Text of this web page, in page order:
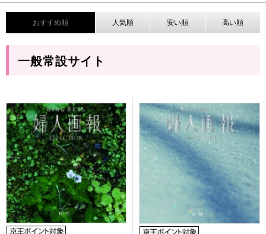
おすすめ順 人気順 安い順 高い順
一般常設サイト